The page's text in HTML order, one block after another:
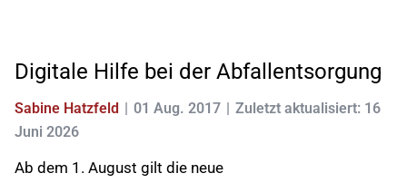
Digitale Hilfe bei der Abfallentsorgung
Sabine Hatzfeld 01 Aug. 2017
Zuletzt aktualisiert: 16
Juni 2026
Ab dem 1. August gilt die neue